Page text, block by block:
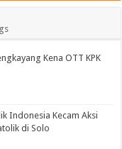
Kena OTT KPK
Indonesia Kecam Aksi
di Solo